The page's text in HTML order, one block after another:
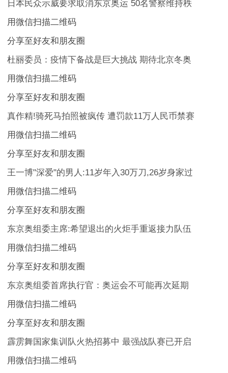
日本民众示威要求取消东京奥运 50名警察维持秩
用微信扫描二维码
分享至好友和朋友圈
杜丽委员：疫情下备战是巨大挑战 期待北京冬奥
用微信扫描二维码
分享至好友和朋友圈
真作精!骑死马拍照被疯传 遭罚款11万人民币禁赛
用微信扫描二维码
分享至好友和朋友圈
王一博"深爱"的男人:11岁年入30万刀,26岁身家过
用微信扫描二维码
分享至好友和朋友圈
东京奥组委主席:希望退出的火炬手重返接力队伍
用微信扫描二维码
分享至好友和朋友圈
东京奥组委首席执行官：奥运会不可能再次延期
用微信扫描二维码
分享至好友和朋友圈
霹雳舞国家集训队火热招募中 最强战队赛已开启
用微信扫描二维码